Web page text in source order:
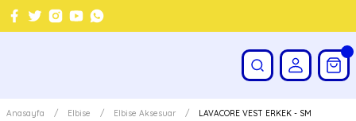
Anasayfa Elbise Elbise Aksesuar LAVACORE VEST ERKEK - SM